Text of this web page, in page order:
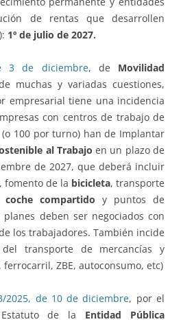
de rentas que desarrollen
1º de julio de 2027.
3 de diciembre, de Movilidad
muchas y variadas cuestiones,
empresarial tiene una incidencia
con centros de trabajo de
100 por turno) han de Implantar
al Trabajo en un plazo de
de 2027, que deberá incluir
, fomento de la bicicleta, transporte
coche compartido y puntos de
planes deben ser negociados con
los trabajadores. También incide
transporte de mercancías y
ferrocarril, ZBE, autoconsumo, etc)
2025, de 10 de diciembre, por el
de la Entidad Pública